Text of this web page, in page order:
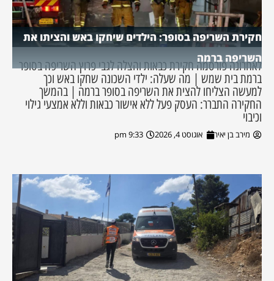
חקירת השריפה בסופר: הילדים שיחקו באש והציתו את
השריפה ברמה
לאחרונה פורסמה חקירת כבאות והצלה לגבי פרוץ השריפה בסופר
ברמת בית שמש | מה שעלה: ילדי השכונה שחקו באש וכך
למעשה הצליחו להצית את השריפה בסופר ברמה | בהמשך
החקירה התברר: העסק פעל ללא אישור כבאות וללא אמצעי גילוי
וכיבוי
מירב בן יאיר אוגוסט 4, 2026 9:33 pm